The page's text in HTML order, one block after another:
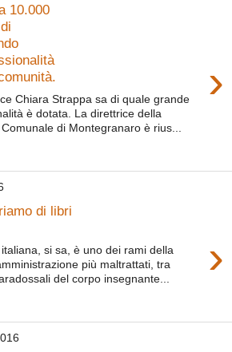
10.000
›
Chiara Strappa sa di quale grande
è dotata. La direttrice della
di Montegranaro è rius...
di libri
›
si sa, è uno dei rami della
più maltrattati, tra
del corpo insegnante...